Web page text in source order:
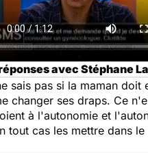
avec Stéphane
sais pas si la maman
changer ses draps. Ce
à l'autonomie et
tout cas les mettre dans